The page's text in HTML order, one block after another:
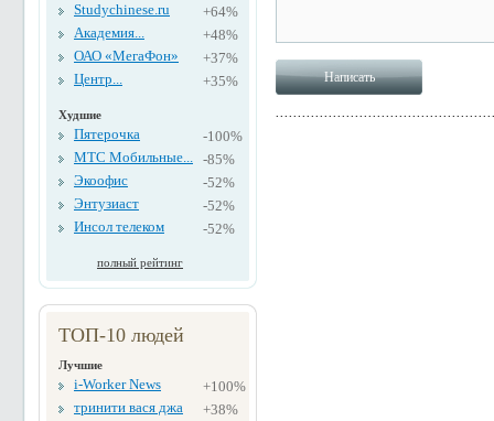
Studychinese.ru
+64%
Академия...
+48%
ОАО «МегаФон»
+37%
Центр...
+35%
Худшие
Пятерочка
-100%
МТС Мобильные... -85%
Экоофис
-52%
Энтузиаст
-52%
Инсол телеком
-52%
полный рейтинг
ТОП-10 людей
Лучшие
i-Worker News
+100%
тринити вася джа
+38%